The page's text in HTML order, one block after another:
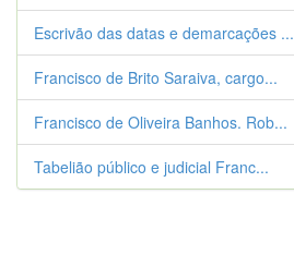
Escrivão das datas e demarcações ...
Francisco de Brito Saraiva, cargo...
Francisco de Oliveira Banhos. Rob...
Tabelião público e judicial Franc...